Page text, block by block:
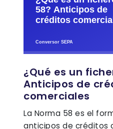
¿Qué es un
Anticipos de
comerciales
La Norma 58 es el
anticipos de créditos